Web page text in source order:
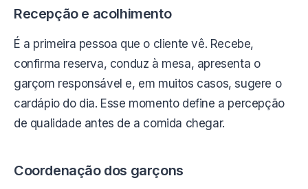
Recepção e acolhimento
É a primeira pessoa que o cliente vê. Recebe,
confirma reserva, conduz à mesa, apresenta o
garçom responsável e, em muitos casos, sugere o
cardápio do dia. Esse momento define a percepção
de qualidade antes de a comida chegar.
Coordenação dos garçons